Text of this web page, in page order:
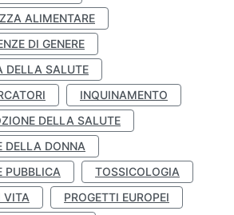
ALIMENTARE
DI GENERE
DELLA SALUTE
INQUINAMENTO
DELLA SALUTE
DELLA DONNA
PUBBLICA
TOSSICOLOGIA
VITA
PROGETTI EUROPEI